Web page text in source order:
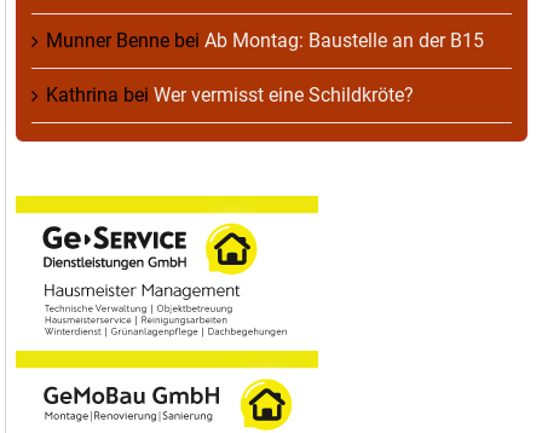
Munner Benne bei Ab Montag: Baustelle an der B15
Kathrina bei Wer vermisst eine Schildkröte?